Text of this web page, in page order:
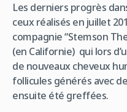
Les derniers progrès
ceux réalisés en juillet
compagnie “Stemson
(en Californie) qui lors
de nouveaux cheveux
follicules générés avec
ensuite été greffées.